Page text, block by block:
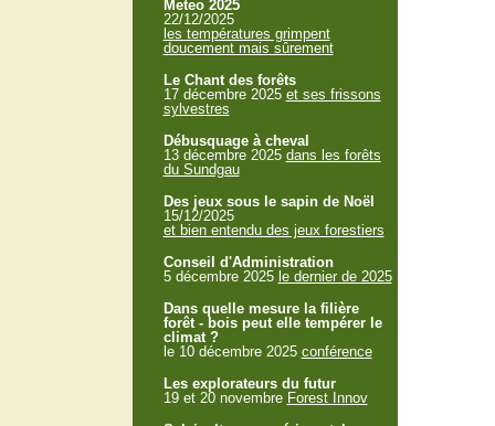
Meteo 2025
22/12/2025
les températures grimpent
doucement mais sûrement
Le Chant des forêts
17 décembre 2025 et ses frissons
sylvestres
Débusquage à cheval
13 décembre 2025 dans les forêts
du Sundgau
Des jeux sous le sapin de Noël
15/12/2025
et bien entendu des jeux forestiers
Conseil d'Administration
5 décembre 2025 le dernier de 2025
Dans quelle mesure la filière
forêt - bois peut elle tempérer le
climat ?
le 10 décembre 2025 conférence
Les explorateurs du futur
19 et 20 novembre Forest Innov